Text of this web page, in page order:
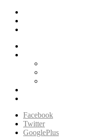
Facebook
Twitter
GooglePlus